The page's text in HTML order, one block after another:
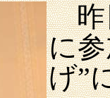
昨
に
げ”